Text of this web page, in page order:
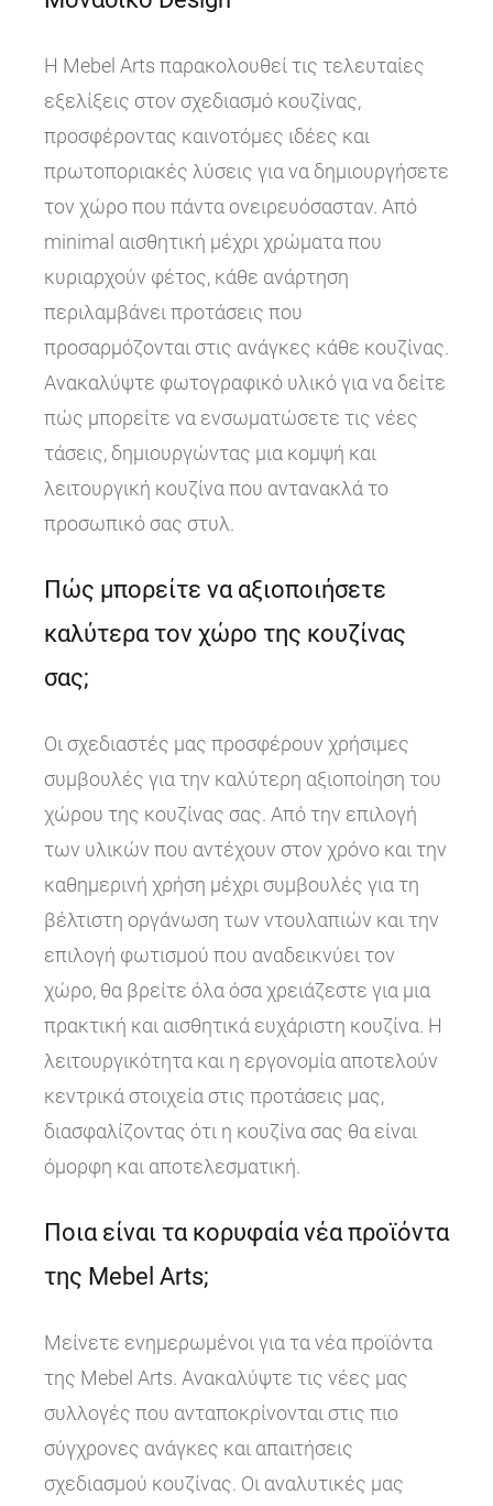
Η Mebel Arts παρακολουθεί τις τελευταίες
εξελίξεις στον σχεδιασμό κουζίνας,
προσφέροντας καινοτόμες ιδέες και
πρωτοποριακές λύσεις για να δημιουργήσετε
τον χώρο που πάντα ονειρευόσασταν. Από
minimal αισθητική μέχρι χρώματα που
κυριαρχούν φέτος, κάθε ανάρτηση
περιλαμβάνει προτάσεις που
προσαρμόζονται στις ανάγκες κάθε κουζίνας.
Ανακαλύψτε φωτογραφικό υλικό για να δείτε
πώς μπορείτε να ενσωματώσετε τις νέες
τάσεις, δημιουργώντας μια κομψή και
λειτουργική κουζίνα που αντανακλά το
προσωπικό σας στυλ.
Πώς μπορείτε να αξιοποιήσετε
καλύτερα τον χώρο της κουζίνας
σας;
Οι σχεδιαστές μας προσφέρουν χρήσιμες
συμβουλές για την καλύτερη αξιοποίηση του
χώρου της κουζίνας σας. Από την επιλογή
των υλικών που αντέχουν στον χρόνο και την
καθημερινή χρήση μέχρι συμβουλές για τη
βέλτιστη οργάνωση των ντουλαπιών και την
επιλογή φωτισμού που αναδεικνύει τον
χώρο, θα βρείτε όλα όσα χρειάζεστε για μια
πρακτική και αισθητικά ευχάριστη κουζίνα. Η
λειτουργικότητα και η εργονομία αποτελούν
κεντρικά στοιχεία στις προτάσεις μας,
διασφαλίζοντας ότι η κουζίνα σας θα είναι
όμορφη και αποτελεσματική.
Ποια είναι τα κορυφαία νέα προϊόντα
της Mebel Arts;
Μείνετε ενημερωμένοι για τα νέα προϊόντα
της Mebel Arts. Ανακαλύψτε τις νέες μας
συλλογές που ανταποκρίνονται στις πιο
σύγχρονες ανάγκες και απαιτήσεις
σχεδιασμού κουζίνας. Οι αναλυτικές μας